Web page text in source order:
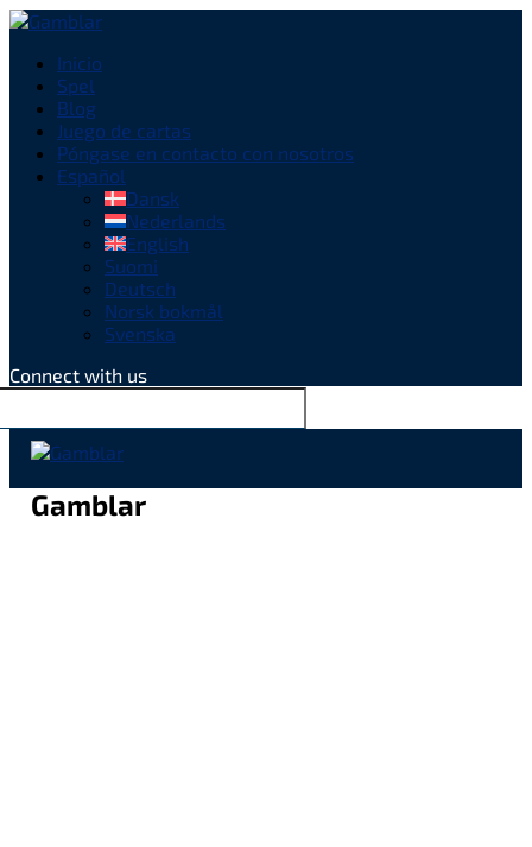
Inicio
Spel
Blog
Juego de cartas
Póngase en contacto con nosotros
Español
Dansk
Nederlands
English
Suomi
Deutsch
Norsk bokmål
Svenska
Connect with us
Gamblar